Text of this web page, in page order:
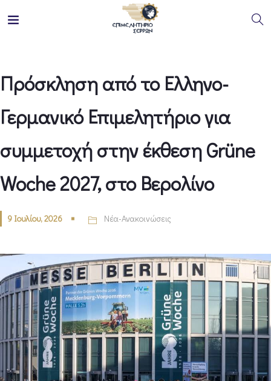
Πρόσκληση από το Ελληνο-
Γερμανικό Επιμελητήριο για
συμμετοχή στην έκθεση Grüne
Woche 2027, στο Βερολίνο
9 Ιουλίου, 2026 Νέα-Ανακοινώσεις